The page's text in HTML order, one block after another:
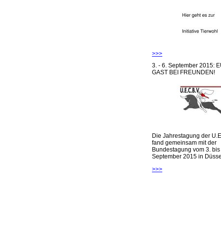
>>>
3. - 6. September 2015:
GAST BEI FREUNDEN!
Die Jahrestagung der
fand gemeinsam mit der
Bundestagung vom 3. bis
September 2015 in
>>>